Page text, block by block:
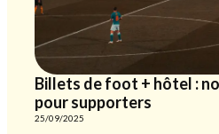
Billets de foot + hôtel :
pour supporters
25/09/2025